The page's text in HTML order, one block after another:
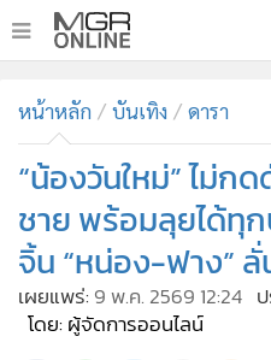
ทันเหตุการณ์
• ภาคใต้
Online Section
• บันเทิง
ผู้จัดการรายวัน
หน้าหลัก บันเทิง ดารา
“น้องวันใหม่” ไม่ก
ชาย พร้อมลุยได้ทุ
จิ้น “หน่อง-ฟาง”
เผยแพร่: 9 พ.ค. 2569 12:24
โดย: ผู้จัดการออนไลน์